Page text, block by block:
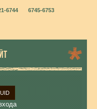
6744 6745-6753